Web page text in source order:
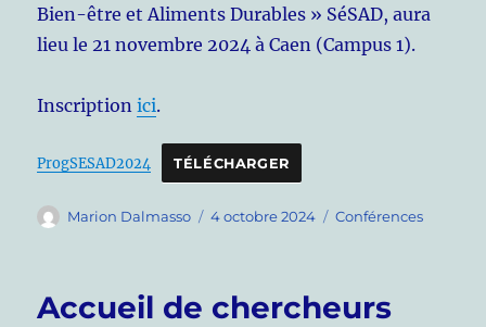
Bien-être et Aliments Durables » SéSAD, aura
lieu le 21 novembre 2024 à Caen (Campus 1).
Inscriptionici.
ProgSESAD2024 TÉLÉCHARGER
Auteur
Marion Dalmasso
Publié
4 octobre 2024 Catégories
Conférences
Accueil de chercheurs